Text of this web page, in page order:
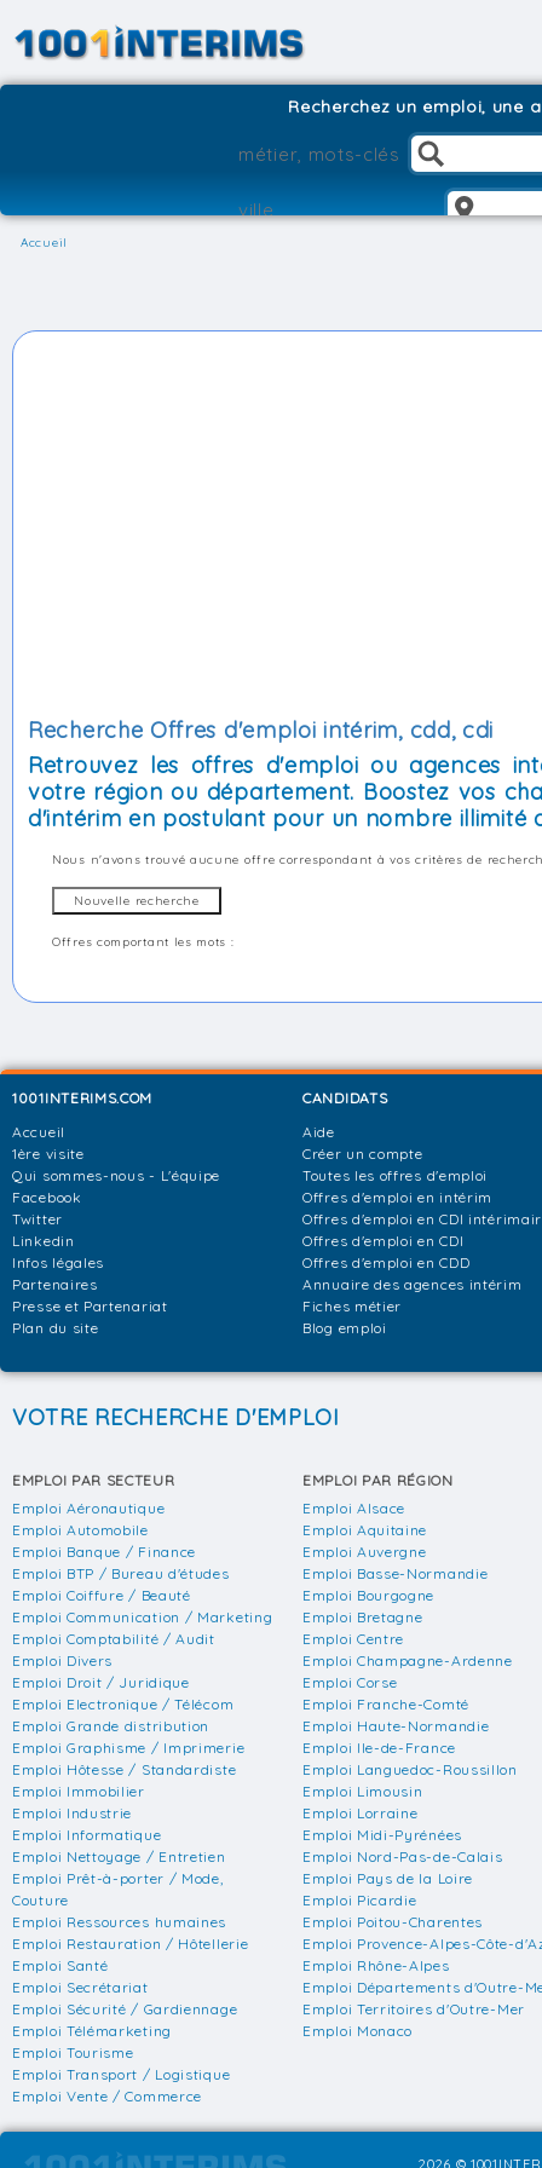
Recherchez un emploi, une
Accueil
Recherche Offres d'emploi intérim, cdd, cdi
Retrouvez les offres d'emploi ou agences
votre région ou département. Boostez vos
d'intérim en postulant pour un nombre illimité
Nous n'avons trouvé aucune offre correspondant à vos critères de
Offres comportant les mots :
1001INTERIMS.COM
Accueil
1ère visite
Qui sommes-nous - L'équipe
Facebook
Twitter
Linkedin
Infos légales
Partenaires
Presse et Partenariat
Plan du site
CANDIDATS
Aide
Créer un compte
Toutes les offres d'emploi
Offres d'emploi en intérim
Offres d'emploi en CDI
Offres d'emploi en CDI
Offres d'emploi en CDD
Annuaire des agences intérim
Fiches métier
Blog emploi
VOTRE RECHERCHE D'EMPLOI
EMPLOI PAR SECTEUR
Emploi Aéronautique
Emploi Automobile
Emploi Banque / Finance
Emploi BTP / Bureau d'études
Emploi Coiffure / Beauté
Emploi Communication / Marketing
Emploi Comptabilité / Audit
Emploi Divers
Emploi Droit / Juridique
Emploi Electronique / Télécom
Emploi Grande distribution
Emploi Graphisme / Imprimerie
Emploi Hôtesse / Standardiste
Emploi Immobilier
Emploi Industrie
Emploi Informatique
Emploi Nettoyage / Entretien
Emploi Prêt-à-porter / Mode,
Couture
Emploi Ressources humaines
Emploi Restauration / Hôtellerie
Emploi Santé
Emploi Secrétariat
Emploi Sécurité / Gardiennage
Emploi Télémarketing
Emploi Tourisme
Emploi Transport / Logistique
Emploi Vente / Commerce
EMPLOI PAR RÉGION
Emploi Alsace
Emploi Aquitaine
Emploi Auvergne
Emploi Basse-Normandie
Emploi Bourgogne
Emploi Bretagne
Emploi Centre
Emploi Champagne-Ardenne
Emploi Corse
Emploi Franche-Comté
Emploi Haute-Normandie
Emploi Ile-de-France
Emploi Languedoc-Roussillon
Emploi Limousin
Emploi Lorraine
Emploi Midi-Pyrénées
Emploi Nord-Pas-de-Calais
Emploi Pays de la Loire
Emploi Picardie
Emploi Poitou-Charentes
Emploi Provence-Alpes-Côte-
Emploi Rhône-Alpes
Emploi Départements d'Outre-
Emploi Territoires d'Outre-Mer
Emploi Monaco
2026 ©